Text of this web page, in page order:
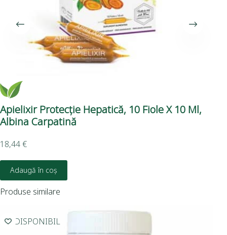
Apielixir Protecție Hepatică, 10 Fiole X 10 Ml,
Albina Carpatină
18,44€
Adaugă în coș
Produse similare
INDISPONIBIL